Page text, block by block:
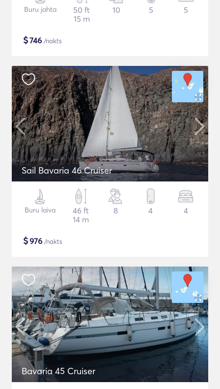
Buru jahta
50 ft
15 m
10 5 5
$746 /nakts
Sail Bavaria 46 Cruiser
Buru laiva
46 ft
14 m
8 4 4
$976 /nakts
Bavaria 45 Cruiser